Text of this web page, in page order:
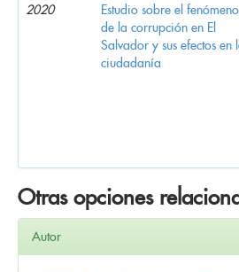
2020
Estudio sobre el fenómeno
de la corrupción en El
Salvador y sus efectos en
ciudadanía
Otras opciones
Autor